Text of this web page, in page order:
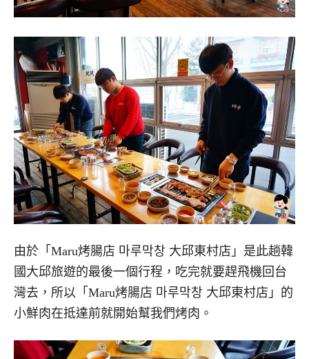
由於「Maru烤腸店 마루막창 大邱東村店」是此趟韓
國大邱旅遊的最後一個行程，吃完就要趕飛機回台
灣去，所以「Maru烤腸店 마루막창 大邱東村店」的
小鮮肉在抵達前就開始幫我們烤肉。